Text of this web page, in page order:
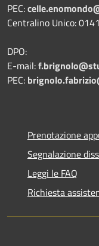
PEC:
Centralino Unico:
DPO:
E-mail:
PEC:
Prenotazione
Segnalazione
Leggi le FAQ
Richiesta